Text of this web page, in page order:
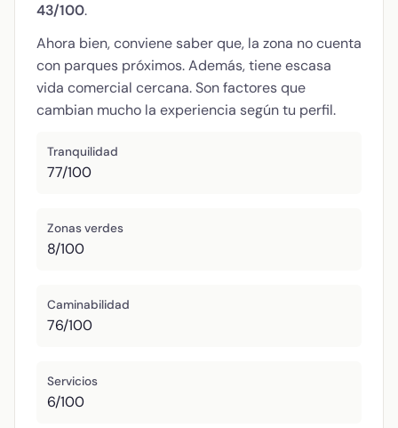
43/100.
Ahora bien, conviene saber que, la zona no cuenta
con parques próximos. Además, tiene escasa
vida comercial cercana. Son factores que
cambian mucho la experiencia según tu perfil.
Tranquilidad
77/100
Zonas verdes
8/100
Caminabilidad
76/100
Servicios
6/100